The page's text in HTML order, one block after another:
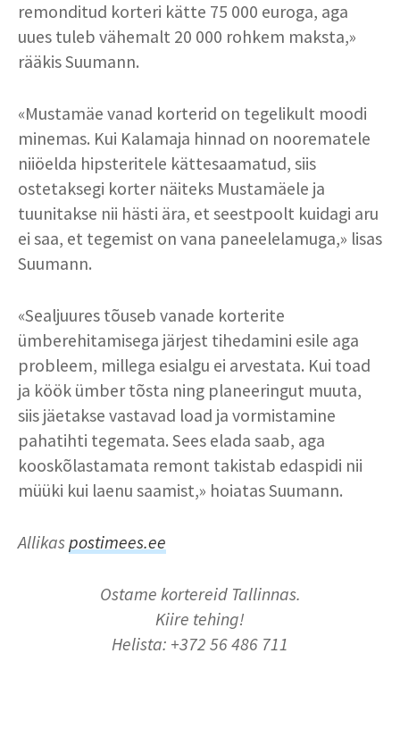
remonditud korteri kätte 75 000 euroga, aga
uues tuleb vähemalt 20 000 rohkem maksta,»
rääkis Suumann.
«Mustamäe vanad korterid on tegelikult moodi
minemas. Kui Kalamaja hinnad on noorematele
niiöelda hipsteritele kättesaamatud, siis
ostetaksegi korter näiteks Mustamäele ja
tuunitakse nii hästi ära, et seestpoolt kuidagi aru
ei saa, et tegemist on vana paneelelamuga,» lisas
Suumann.
«Sealjuures tõuseb vanade korterite
ümberehitamisega järjest tihedamini esile aga
probleem, millega esialgu ei arvestata. Kui toad
ja köök ümber tõsta ning planeeringut muuta,
siis jäetakse vastavad load ja vormistamine
pahatihti tegemata. Sees elada saab, aga
kooskõlastamata remont takistab edaspidi nii
müüki kui laenu saamist,» hoiatas Suumann.
Allikaspostimees.ee
Ostame kortereid Tallinnas.
Kiire tehing!
Helista: +372 56 486 711